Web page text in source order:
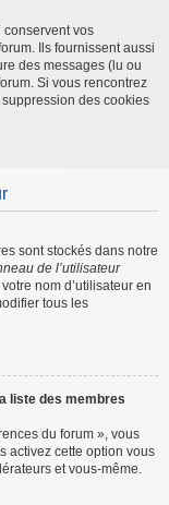
vos
Ils fournissent aussi
des messages (lu ou
Si vous rencontrez
des cookies
sont stockés dans notre
de l’utilisateur
nom d’utilisateur en
tous les
liste des membres
du forum », vous
activez cette option vous
et vous-même.